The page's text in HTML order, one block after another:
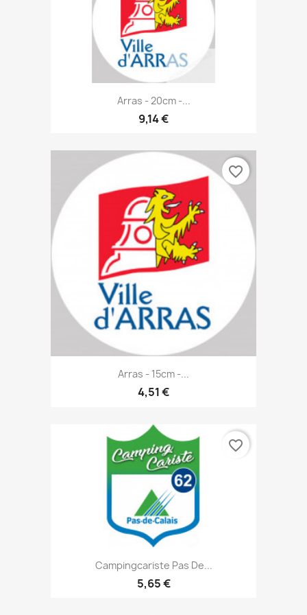
Arras - 20cm -...
9,14 €
Arras - 15cm -...
4,51 €
favorite_border
Campingcariste Pas De...
5,65 €
favorite_border